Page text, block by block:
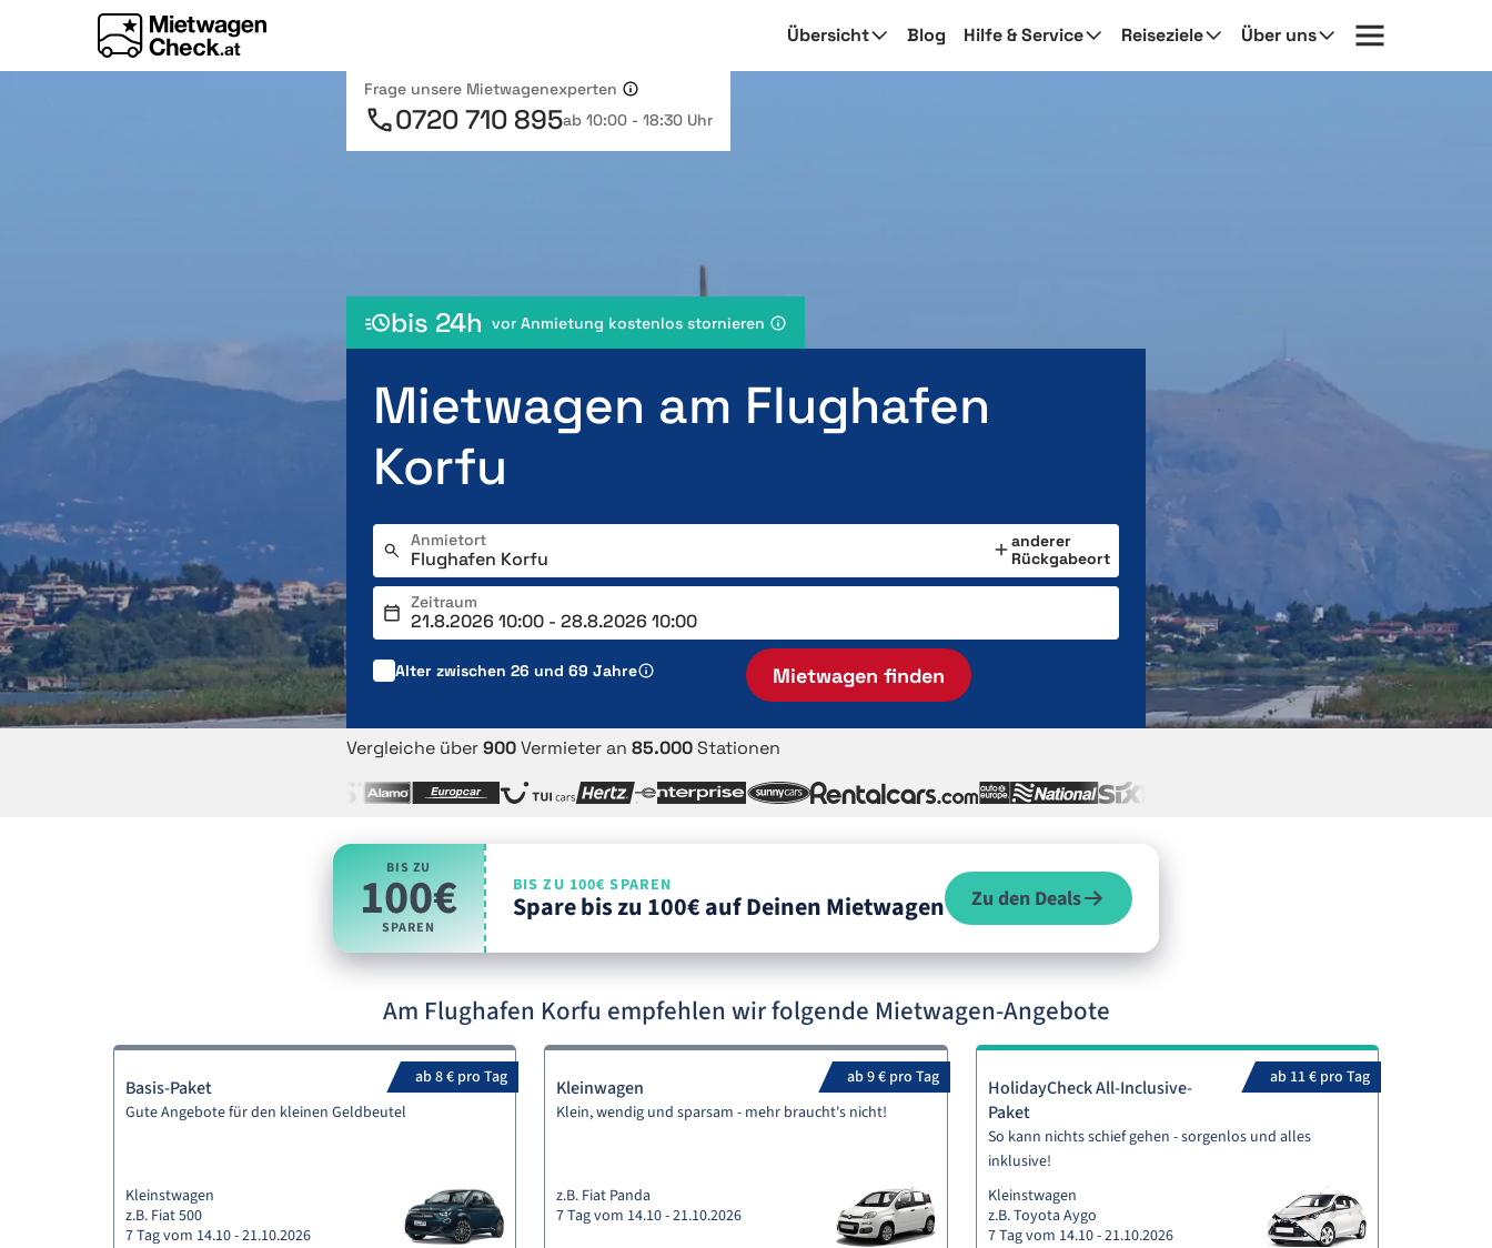
Übersicht Blog Hilfe & Service Reiseziele Über uns
Frage unsere Mietwagenexperten
0720 710 895ab 10:00 - 18:30 Uhr
bis 24h vor Anmietung kostenlos stornieren
Mietwagen am Flughafen
Korfu
Anmietort
anderer
Rückgabeort
Zeitraum
Alter zwischen 26 und 69 Jahre Mietwagen finden
Vergleiche über900Vermieter an 85.000Stationen
BIS ZU
100€
SPAREN
BIS ZU 100€ SPAREN
Spare bis zu 100€ auf Deinen Mietwagen Zu den Deals
Am Flughafen Korfu empfehlen wir folgende Mietwagen-Angebote
ab 8 € pro Tag
Basis-Paket
Gute Angebote für den kleinen Geldbeutel
Kleinstwagen
z.B. Fiat 500
7 Tag vom 14.10 - 21.10.2026
ab 9 € pro Tag
Kleinwagen
Klein, wendig und sparsam - mehr braucht's nicht!
z.B. Fiat Panda
7 Tag vom 14.10 - 21.10.2026
ab 11 € pro Tag
HolidayCheck All-Inclusive-
Paket
So kann nichts schief gehen - sorgenlos und alles
inklusive!
Kleinstwagen
z.B. Toyota Aygo
7 Tag vom 14.10 - 21.10.2026